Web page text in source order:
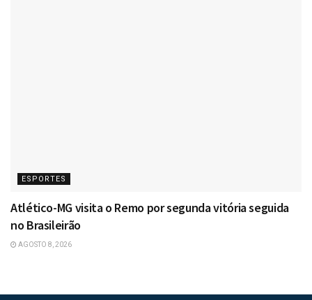
ESPORTES
Atlético-MG visita o Remo por segunda vitória seguida
no Brasileirão
AGOSTO 8, 2026